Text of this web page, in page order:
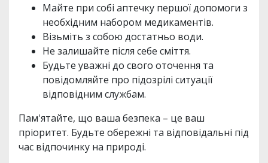
Майте при собі аптечку першої допомоги з
необхідним набором медикаментів.
Візьміть з собою достатньо води.
Не залишайте після себе сміття.
Будьте уважні до свого оточення та
повідомляйте про підозрілі ситуації
відповідним службам.
Пам'ятайте, що ваша безпека – це ваш
пріоритет. Будьте обережні та відповідальні під
час відпочинку на природі.